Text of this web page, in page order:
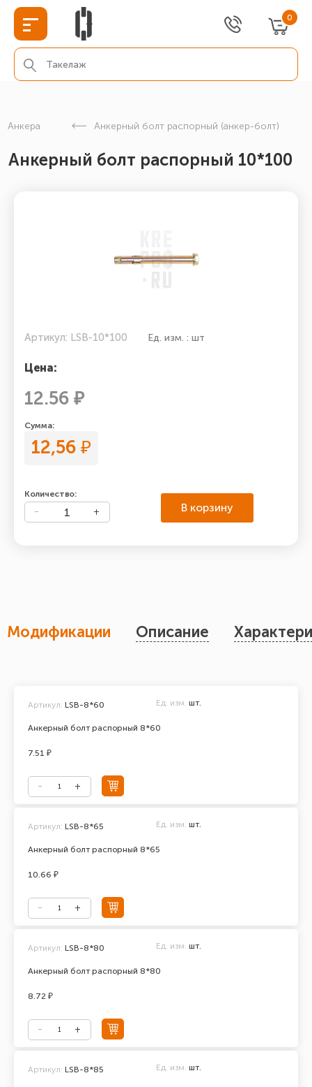
0
Анкера Анкерный болт распорный (анкер-болт)
Анкерный болт распорный 10*100
Артикул: LSB-10*100 Ед. изм. : шт
Цена:
12.56 ₽
Сумма:
12,56 ₽
Количество:
В корзину
Модификации Описание
Анкерный болт распорный 8*60
Артикул: LSB-8*60 Ед. изм. шт.
7.51 ₽
Анкерный болт распорный 8*65
Артикул: LSB-8*65 Ед. изм. шт.
10.66 ₽
Анкерный болт распорный 8*80
Артикул: LSB-8*80 Ед. изм. шт.
8.72 ₽
Артикул: LSB-8*85 Ед. изм. шт.